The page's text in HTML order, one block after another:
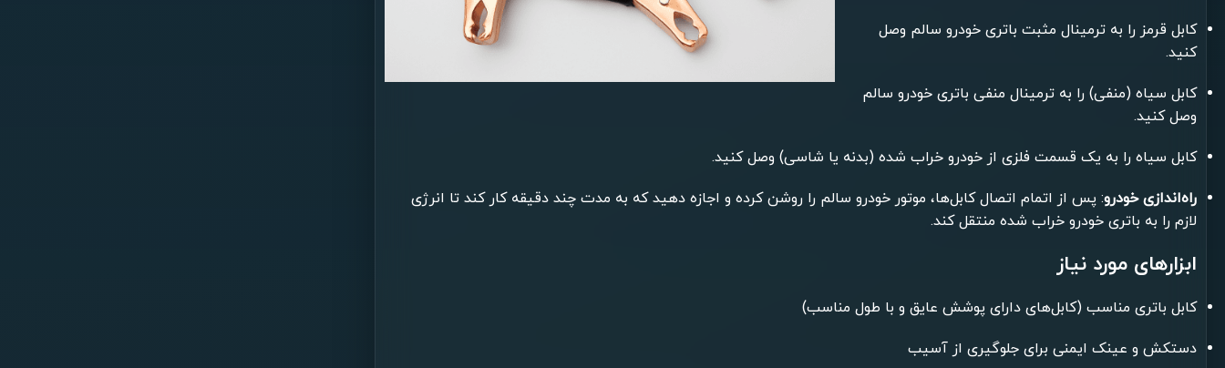
کابل قرمز را به ترمینال مثبت باتری خودرو سالم وصل
کنید.
کابل سیاه (منفی) را به ترمینال منفی باتری خودرو سالم
وصل کنید.
کابل سیاه را به یک قسمت فلزی از خودرو خراب شده (بدنه یا شاسی) وصل کنید.
راه‌اندازی خودرو: پس از اتمام اتصال کابل‌ها، موتور خودرو سالم را روشن کرده و اجازه دهید که به مدت چند دقیقه کار کند تا انرژی
لازم را به باتری خودرو خراب شده منتقل کند.
ابزارهای مورد نیاز
کابل باتری مناسب (کابل‌های دارای پوشش عایق و با طول مناسب)
دستکش و عینک ایمنی برای جلوگیری از آسیب